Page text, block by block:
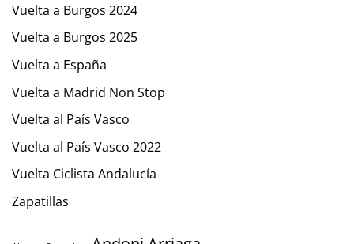
Vuelta a Burgos 2024
Vuelta a Burgos 2025
Vuelta a España
Vuelta a Madrid Non Stop
Vuelta al País Vasco
Vuelta al País Vasco 2022
Vuelta Ciclista Andalucía
Zapatillas